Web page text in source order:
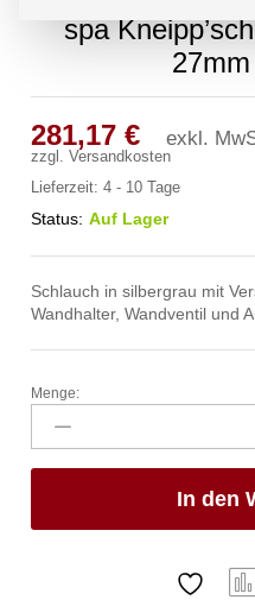
spa
281,17€ exkl.
zzgl.Versandkosten
Lieferzeit:4 - 10 Tage
Status: Auf Lager
Schlauch in silbergrau mit
Wandhalter, Wandventil und
spa
Kneipp'sche
Garnitur
3/4"
27mm
Menge:
In den